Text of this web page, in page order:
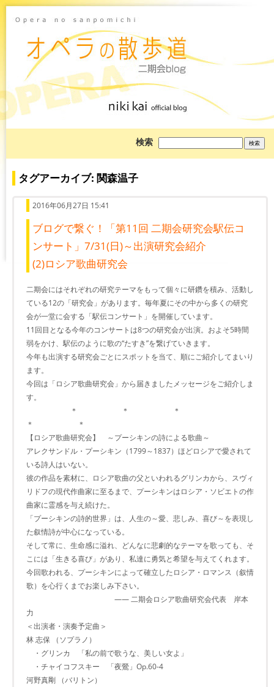
検索
を
タグアーカイブ: 関森温子
2016年06月27日 15:41
ブログで繋ぐ！「第11回 二期会研究会駅伝コ
ンサート」7/31(日)～出演研究会紹介
(2)ロシア歌曲研究会
二期会にはそれぞれの研究テーマをもって個々に研鑽を積み、活動し
ている12の「研究会」があります。毎年夏にその中から多くの研究
会が一堂に会する「駅伝コンサート」を開催しています。
11回目となる今年のコンサートは8つの研究会が出演。およそ5時間
弱をかけ、駅伝のように歌の“たすき”を繋げていきます。
今年も出演する研究会ごとにスポットを当て、順にご紹介してまいり
ます。
今回は「ロシア歌曲研究会」から届きましたメッセージをご紹介しま
す。
＊ ＊ ＊
＊ ＊
【ロシア歌曲研究会】 ～プーシキンの詩による歌曲～
アレクサンドル・プーシキン（1799～1837）ほどロシアで愛されて
いる詩人はいない。
彼の作品を素材に、ロシア歌曲の父といわれるグリンカから、スヴィ
リドフの現代作曲家に至るまで、プーシキンはロシア・ソビエトの作
曲家に霊感を与え続けた。
「プーシキンの詩的世界」は、人生の～愛、悲しみ、喜び～を表現し
た叙情詩が中心になっている。
そして常に、生命感に溢れ、どんなに悲劇的なテーマを歌っても、そ
こには「生きる喜び」があり、私達に勇気と希望を与えてくれます。
今回歌われる、プーシキンによって確立したロシア・ロマンス（叙情
歌）を心行くまでお楽しみ下さい。
―― 二期会ロシア歌曲研究会代表 岸本
力
＜出演者・演奏予定曲＞
林 志保 （ソプラノ）
・グリンカ 「私の前で歌うな、美しい女よ」
・チャイコフスキー 「夜鶯」Op.60-4
河野真剛 （バリトン）